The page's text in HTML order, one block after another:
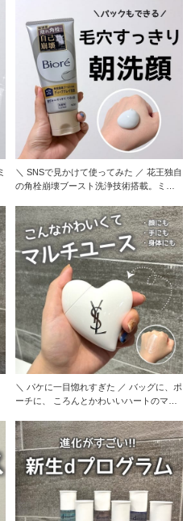
＼ SNSで見かけて使ってみた ／ 花王独自
の角栓崩壊ブースト洗浄技術搭載。ミク
＼ パケに一目惚れすぎた ／ バッグに、ポ
ーチに、 ころんとかわいいハートのマル